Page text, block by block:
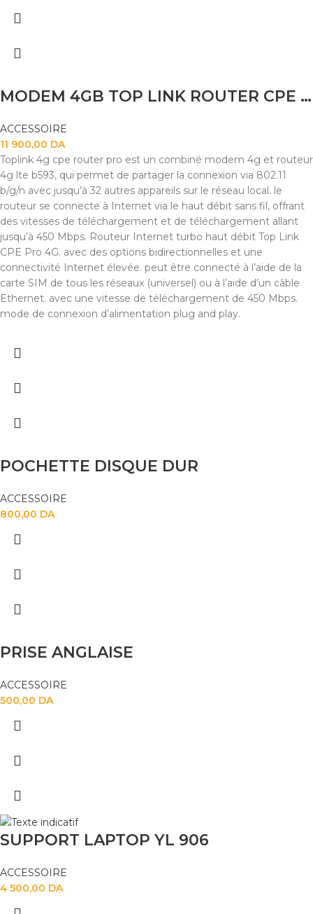
MODEM 4GB TOP LINK ROUTER CPE PRO WIFI 6 UP TO 32 USER
ACCESSOIRE
11 900,00 DA
Toplink 4g cpe router pro est un combiné modem 4g et routeur
4g lte b593, qui permet de partager la connexion via 802.11
b/g/n avec jusqu’à 32 autres appareils sur le réseau local. le
routeur se connecte à Internet via le haut débit sans fil, offrant
des vitesses de téléchargement et de téléchargement allant
jusqu’à 450 Mbps. Routeur Internet turbo haut débit Top Link
CPE Pro 4G. avec des options bidirectionnelles et une
connectivité Internet élevée. peut être connecté à l’aide de la
carte SIM de tous les réseaux (universel) ou à l’aide d’un câble
Ethernet. avec une vitesse de téléchargement de 450 Mbps.
mode de connexion d’alimentation plug and play.
POCHETTE DISQUE DUR
ACCESSOIRE
800,00 DA
PRISE ANGLAISE
ACCESSOIRE
500,00 DA
SUPPORT LAPTOP YL 906
ACCESSOIRE
4 500,00 DA